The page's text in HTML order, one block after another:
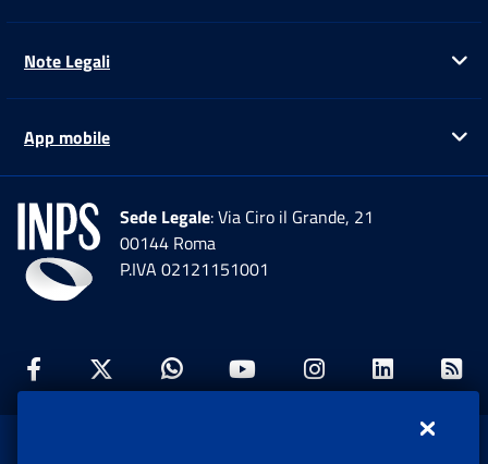
Note Legali
App mobile
Sede Legale: Via Ciro il Grande, 21
00144 Roma
P.IVA 02121151001
Facebook: Apre una nuova finestra
Twitter: Apre una nuova finestra
Whatsapp: Apre una nuova
Youtube: Apre una
Instagram: